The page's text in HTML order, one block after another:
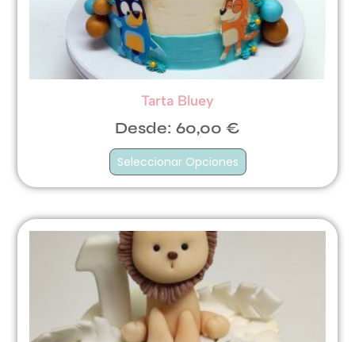
Tarta Bluey
Desde: 60,00 €
Seleccionar Opciones